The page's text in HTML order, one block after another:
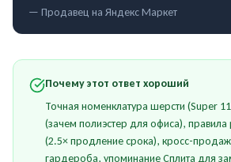
— Продавец на Яндекс Маркет
Почему этот ответ хороший
Точная номенклатура шерсти (Super
(зачем полиэстер для офиса),
(2.5× продление срока), кросс-
гардероба, упоминание Сплита для